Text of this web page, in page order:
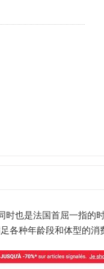
也是法国首屈一指的
各种年龄段和体型的消